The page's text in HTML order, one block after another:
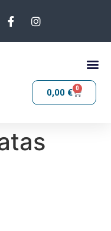
0,00 € 0